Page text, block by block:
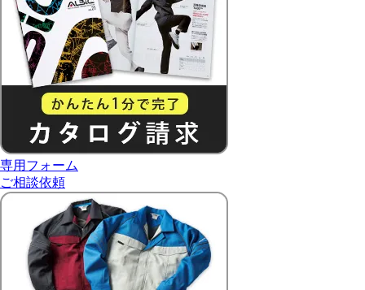
専用フォーム
ご相談依頼